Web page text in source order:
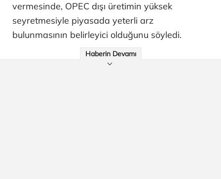
vermesinde, OPEC dışı üretimin yüksek
seyretmesiyle piyasada yeterli arz
bulunmasının belirleyici olduğunu söyledi.
Haberin Devamı